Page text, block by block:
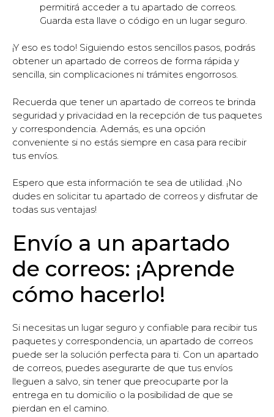
permitirá acceder a tu apartado de correos.
Guarda esta llave o código en un lugar seguro.
¡Y eso es todo! Siguiendo estos sencillos pasos, podrás
obtener un apartado de correos de forma rápida y
sencilla, sin complicaciones ni trámites engorrosos.
Recuerda que tener un apartado de correos te brinda
seguridad y privacidad en la recepción de tus paquetes
y correspondencia. Además, es una opción
conveniente si no estás siempre en casa para recibir
tus envíos.
Espero que esta información te sea de utilidad. ¡No
dudes en solicitar tu apartado de correos y disfrutar de
todas sus ventajas!
Envío a un apartado
de correos: ¡Aprende
cómo hacerlo!
Si necesitas un lugar seguro y confiable para recibir tus
paquetes y correspondencia, un apartado de correos
puede ser la solución perfecta para ti. Con un apartado
de correos, puedes asegurarte de que tus envíos
lleguen a salvo, sin tener que preocuparte por la
entrega en tu domicilio o la posibilidad de que se
pierdan en el camino.